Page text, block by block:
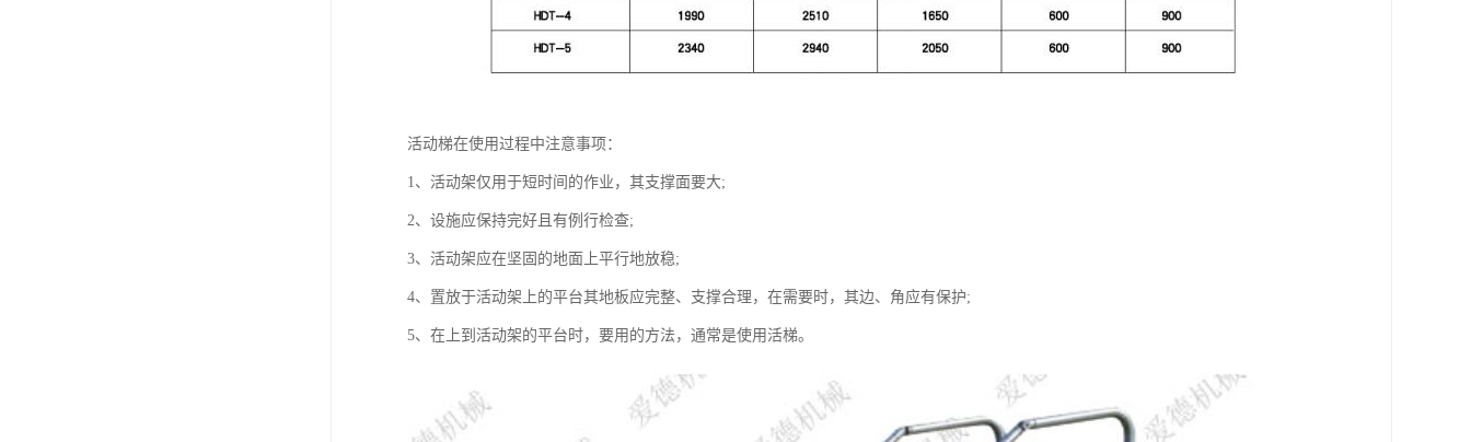
活动梯在使用过程中注意事项：
1、活动架仅用于短时间的作业，其支撑面要大;
2、设施应保持完好且有例行检查;
3、活动架应在坚固的地面上平行地放稳;
4、置放于活动架上的平台其地板应完整、支撑合理，在需要时，其边、角应有保护;
5、在上到活动架的平台时，要用的方法，通常是使用活梯。